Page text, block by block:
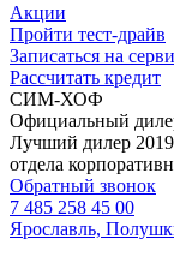
Акции
Пройти тест-драйв
Записаться на
Рассчитать кредит
СИМ-ХОФ
Официальный
Лучший дилер
отдела
Обратный звонок
7 485 258 45 00
Ярославль,